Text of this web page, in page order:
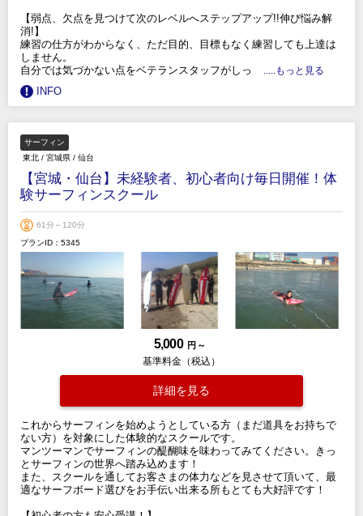
【弱点、欠点を見つけて次のレベルへステップアップ!!伸び悩み解
消!】
練習の仕方がわからなく、ただ目的、目標もなく練習しても上達は
しません。
自分では気づかない点をベテランスタッフがしっ
.....もっと見る
INFO
サーフィン
東北 / 宮城県 / 仙台
【宮城・仙台】未経験者、初心者向け毎日開催！体
験サーフィンスクール
61分～120分
プランID：5345
5,000 円 ～
基準料金（税込）
詳細を見る
これからサーフィンを始めようとしている方（まだ道具をお持ちで
ない方）を対象にした体験的なスクールです。
マンツーマンでサーフィンの醍醐味を味わってみてください。きっ
とサーフィンの世界へ踏み込めます！
また、スクールを通してお客さまの体力などを見させて頂いて、最
適なサーフボード選びをお手伝い出来る所もとても大好評です！